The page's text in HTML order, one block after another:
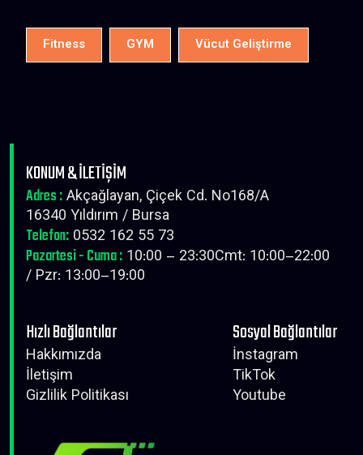
Fitness GYM Vücut Geliştirme
KONUM & İLETİŞİM
Adres :Akçağlayan, Çiçek Cd. No168/A
16340 Yıldırım / Bursa
Telefon: 0532 162 55 73
Pazartesi - Cuma : 10:00 – 23:30Cmt: 10:00–22:00
/ Pzr: 13:00–19:00
Hızlı Bağlantılar
Hakkımızda
İletişim
Gizlilik Politikası
Sosyal Bağlantılar
İnstagram
TikTok
Youtube